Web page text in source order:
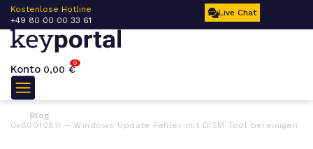
Kostenlose Hotline
+49 80 00 00 33 61
Live Chat
Konto
0
0,00 €
Blog
0x800f081f – Windows Update Fehler mit DISM Tool bereinigen